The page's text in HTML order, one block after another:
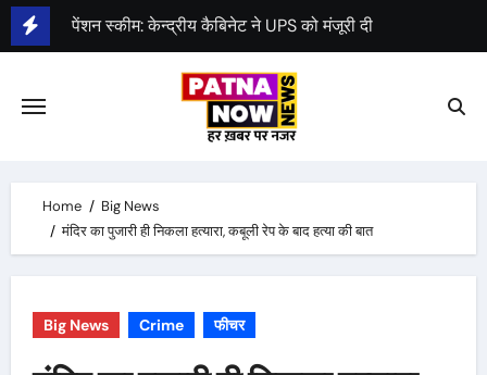
Skip
to
जदयू की प्रदेश कमिटी का पुनर्गठन
Home
Big News
मंदिर का पुजारी ही निकला हत्यारा, कबूली रेप के बाद हत्या की बात
Big News Crime फीचर